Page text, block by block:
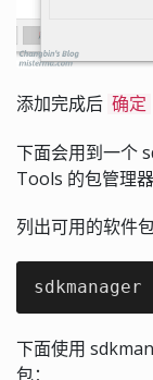
添加完成后 确定
下面会用到一个
Tools 的包管理器
列出可用的软件包
下面使用
包：